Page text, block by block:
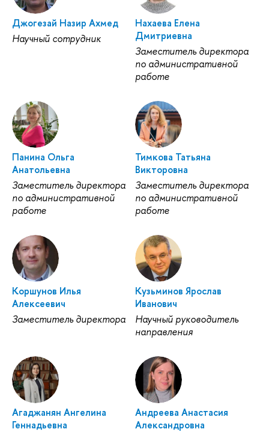
Джогезай Назир Ахмед
Научный сотрудник
Нахаева Елена
Дмитриевна
Заместитель директора
по административной
работе
Панина Ольга
Анатольевна
Заместитель директора
по административной
работе
Тимкова Татьяна
Викторовна
Заместитель директора
по административной
работе
Коршунов Илья
Алексеевич
Заместитель директора
Кузьминов Ярослав
Иванович
Научный руководитель
направления
Агаджанян Ангелина
Геннадьевна
Андреева Анастасия
Александровна